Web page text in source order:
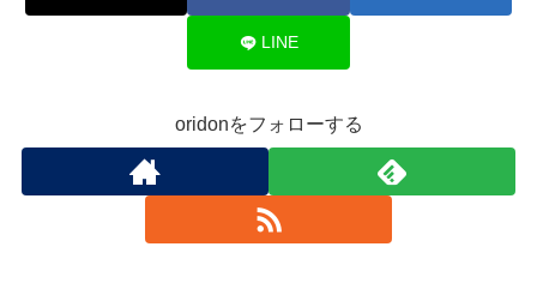
LINE
oridonをフォローする